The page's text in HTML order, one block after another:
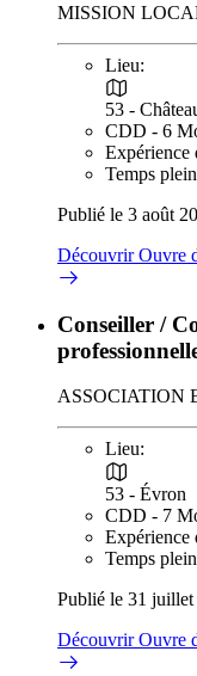
MISSION
Lieu:
53 -
CDD - 6
Expérience
Temps plein
Publié le 3 août
DécouvrirOuvre
Conseiller /
ASSOCIATION
Lieu:
53 - Évron
CDD - 7
Expérience
Temps plein
Publié le 31 juillet
DécouvrirOuvre